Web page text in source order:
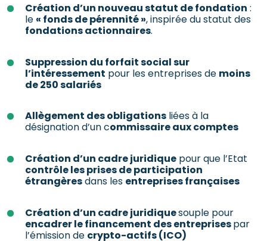
Création d’un nouveau statut de fondation :
le « fonds de pérennité », inspirée du statut des
fondations actionnaires.
Suppression du forfait social sur
l’intéressement pour les entreprises de moins
de 250 salariés
Allègement des obligations liées à la
désignation d’un commissaire aux comptes
Création d’un cadre juridique pour que l’Etat
contrôle les prises de participation
étrangèresdans les entreprises françaises
Création d’un cadre juridiquesouple pour
encadrer le financement des entreprisespar
l’émission de crypto-actifs (ICO)